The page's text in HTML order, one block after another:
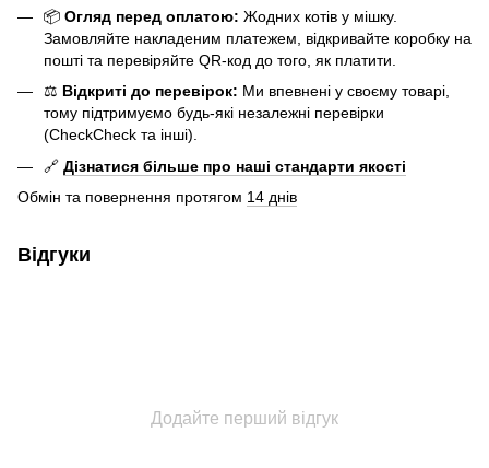
📦 Огляд перед оплатою: Жодних котів у мішку.
Замовляйте накладеним платежем, відкривайте коробку на
пошті та перевіряйте QR-код до того, як платити.
⚖️ Відкриті до перевірок: Ми впевнені у своєму товарі,
тому підтримуємо будь-які незалежні перевірки
(CheckCheck та інші).
🔗 Дізнатися більше про наші стандарти якості
Обмін та повернення протягом 14 днів
Відгуки
Додайте перший відгук